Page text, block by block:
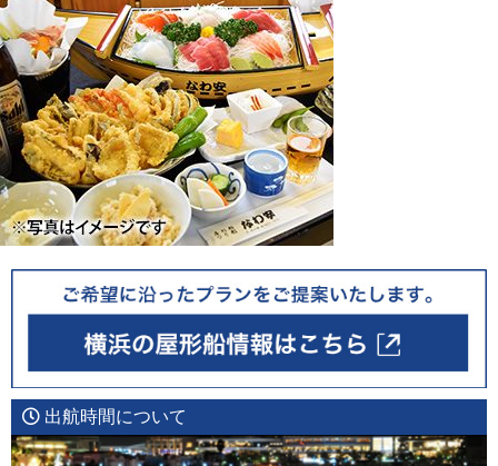
出航時間について